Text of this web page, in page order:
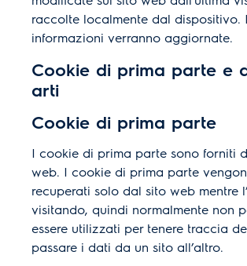
raccolte localmente dal dispositivo.
informazioni verranno aggiornate.
Cookie di prima parte e
arti
Cookie di prima parte
I cookie di prima parte sono forniti
web. I cookie di prima parte
recuperati solo dal sito web mentre
visitando, quindi normalmente non
essere utilizzati per tenere traccia
passare i dati da un sito all’altro.